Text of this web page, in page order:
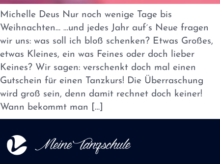
Michelle Deus Nur noch wenige Tage bis
Weihnachten… …und jedes Jahr auf´s Neue fragen
wir uns: was soll ich bloß schenken? Etwas Großes,
etwas Kleines, ein was Feines oder doch lieber
Keines? Wir sagen: verschenkt doch mal einen
Gutschein für einen Tanzkurs! Die Überraschung
wird groß sein, denn damit rechnet doch keiner!
Wann bekommt man […]